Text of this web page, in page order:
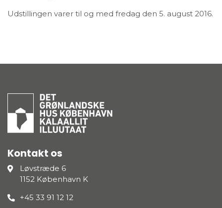
Udstillingen varer til og med fredag den 5. august 2016.
Kontakt os
Løvstræde 6
1152 København K
+45 33 91 12 12